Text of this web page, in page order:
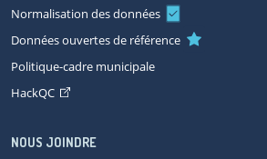
Normalisation des données
Données ouvertes de référence
Politique-cadre municipale
HackQC
NOUS JOINDRE